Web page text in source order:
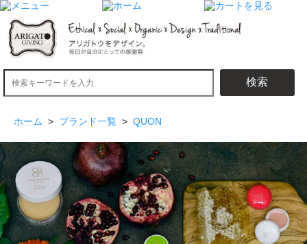
検索
ホーム > ブランド一覧 > QUON